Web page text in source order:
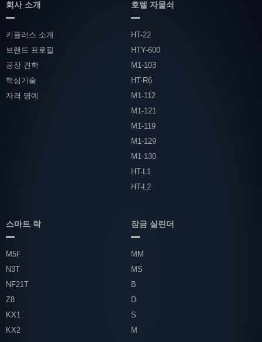
회사 소개
키플러스 소개
브랜드 프로필
공장 견학
핵심기술
자격 명예
호텔 자물쇠
HT-22
HTY-600
M1-103
HT-R6
M1-112
M1-121
M1-119
M1-129
M1-130
HT-L1
HT-L2
스마트 락
M5F
N3T
NF21T
Z8
KX1
KX2
잠금 실린더
MM
MS
B
D
S
M